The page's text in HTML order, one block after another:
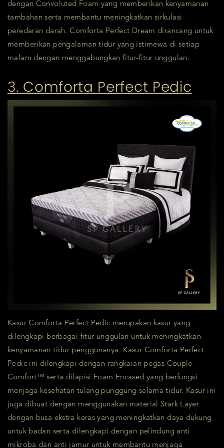
dengan Convoluted Foam yang memberikan kenyamanan
tambahan serta membantu meningkatkan sirkulasi
peredaran darah. Comforta Perfect Dream dirancang untuk
memberikan pengalaman tidur yang istimewa di setiap
malam dengan menggabungkan fitur-fitur unggulan.
3. Comforta Perfect Pedic
Kasur Comforta Perfect Pedic merupakan kasur yang
dilengkapi berbagai fitur unggulan untuk meningkatkan
kenyamanan tidur penggunanya. Kasur Comforta Perfect
Pedic ini dilengkapi dengan rangkaian pegas Couple
Comfort™ serta dilapisi Foam Encased yang berfungsi
menjaga kesehatan tulang punggung selama tidur. Kasur ini
juga dibuat dengan menggunakan material Stark Layer
dengan busa ekstra keras yang meningkatkan daya dukung
untuk badan serta dilengkapi dengan pelindung anti
mikroba dan anti jamur untuk membantu menjaga